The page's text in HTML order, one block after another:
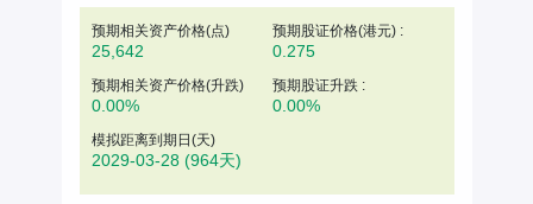
预期相关资产价格(点)
25,642
预期股证价格(港元) :
0.275
预期相关资产价格(升跌)
0.00%
预期股证升跌 :
0.00%
模拟距离到期日(天)
2029-03-28 (964天)